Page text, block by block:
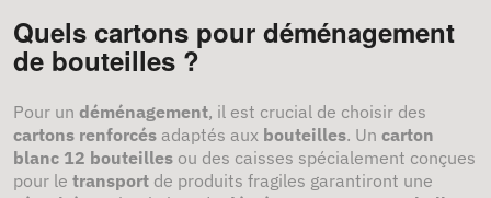
Quels cartons pour déménagement
de bouteilles ?
Pour un déménagement, il est crucial de choisir des
cartons renforcés adaptés aux bouteilles. Un carton
blanc 12 bouteilles ou des caisses spécialement conçues
pour le transport de produits fragiles garantiront une